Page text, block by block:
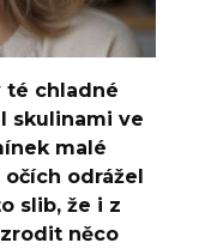
té chladné
skulinami ve
malé
odrážel
slib, že i z
něco